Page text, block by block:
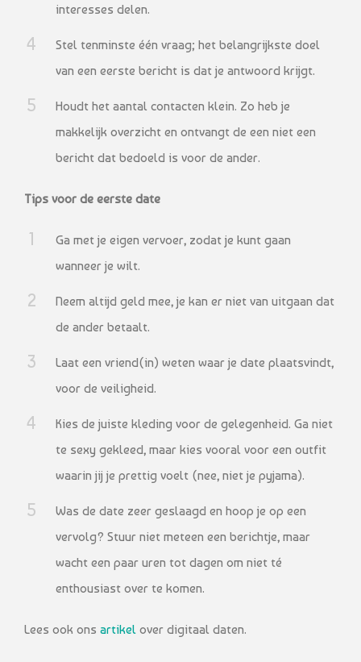
interesses delen.
Stel tenminste één vraag; het belangrijkste doel
van een eerste bericht is dat je antwoord krijgt.
Houdt het aantal contacten klein. Zo heb je
makkelijk overzicht en ontvangt de een niet een
bericht dat bedoeld is voor de ander.
Tips voor de eerste date
Ga met je eigen vervoer, zodat je kunt gaan
wanneer je wilt.
Neem altijd geld mee, je kan er niet van uitgaan dat
de ander betaalt.
Laat een vriend(in) weten waar je date plaatsvindt,
voor de veiligheid.
Kies de juiste kleding voor de gelegenheid. Ga niet
te sexy gekleed, maar kies vooral voor een outfit
waarin jij je prettig voelt (nee, niet je pyjama).
Was de date zeer geslaagd en hoop je op een
vervolg? Stuur niet meteen een berichtje, maar
wacht een paar uren tot dagen om niet té
enthousiast over te komen.
Lees ook ons artikel over digitaal daten.